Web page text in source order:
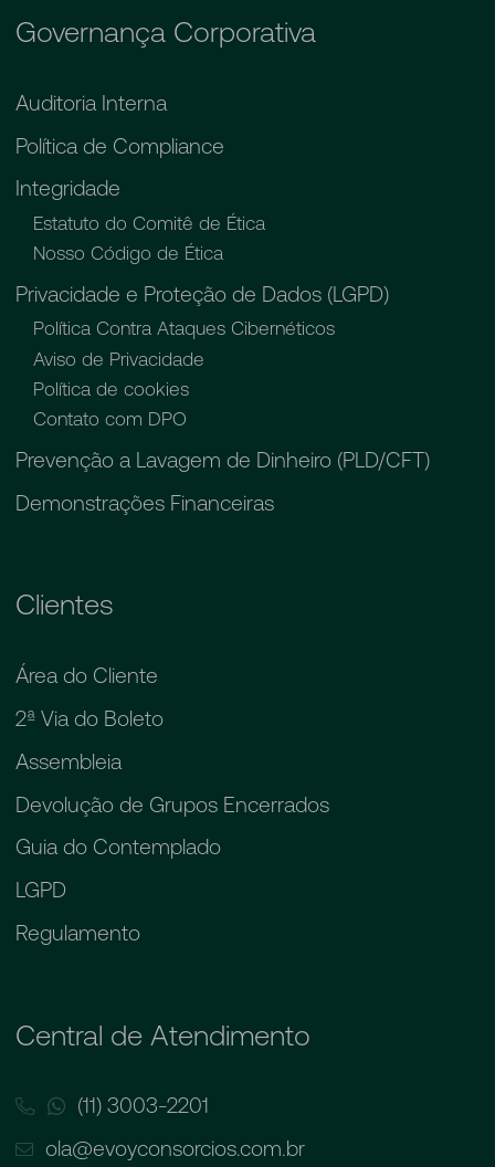
Governança Corporativa
Auditoria Interna
Política de Compliance
Integridade
Estatuto do Comitê de Ética
Nosso Código de Ética
Privacidade e Proteção de Dados (LGPD)
Política Contra Ataques Cibernéticos
Aviso de Privacidade
Política de cookies
Contato com DPO
Prevenção a Lavagem de Dinheiro (PLD/CFT)
Demonstrações Financeiras
Clientes
Área do Cliente
2ª Via do Boleto
Assembleia
Devolução de Grupos Encerrados
Guia do Contemplado
LGPD
Regulamento
Central de Atendimento
(11) 3003-2201
ola@evoyconsorcios.com.br